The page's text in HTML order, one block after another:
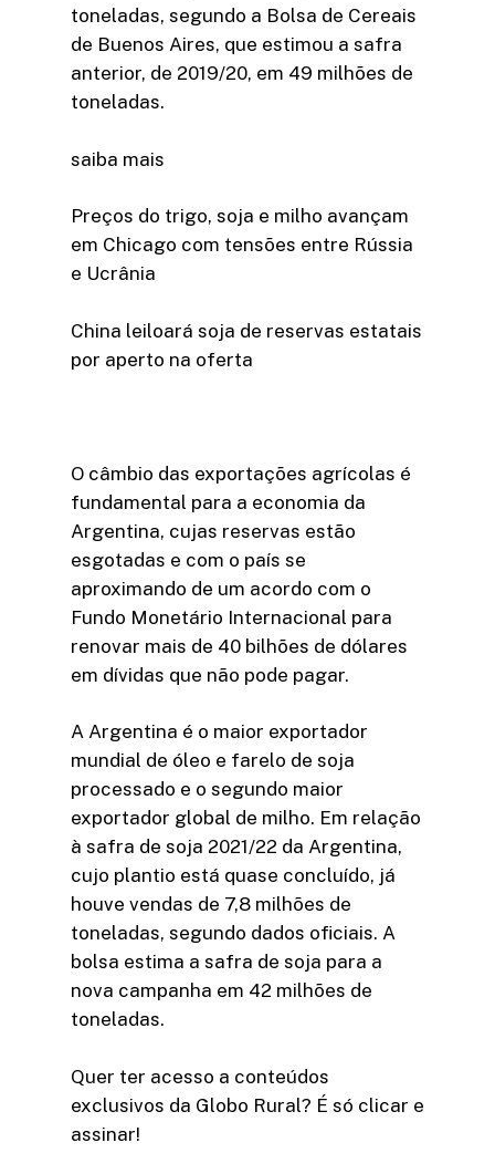
toneladas, segundo a Bolsa de Cereais
de Buenos Aires, que estimou a safra
anterior, de 2019/20, em 49 milhões de
toneladas.
saiba mais
Preços do trigo, soja e milho avançam
em Chicago com tensões entre Rússia
e Ucrânia
China leiloará soja de reservas estatais
por aperto na oferta
O câmbio das exportações agrícolas é
fundamental para a economia da
Argentina, cujas reservas estão
esgotadas e com o país se
aproximando de um acordo com o
Fundo Monetário Internacional para
renovar mais de 40 bilhões de dólares
em dívidas que não pode pagar.
A Argentina é o maior exportador
mundial de óleo e farelo de soja
processado e o segundo maior
exportador global de milho. Em relação
à safra de soja 2021/22 da Argentina,
cujo plantio está quase concluído, já
houve vendas de 7,8 milhões de
toneladas, segundo dados oficiais. A
bolsa estima a safra de soja para a
nova campanha em 42 milhões de
toneladas.
Quer ter acesso a conteúdos
exclusivos da Globo Rural? É só clicar e
assinar!​